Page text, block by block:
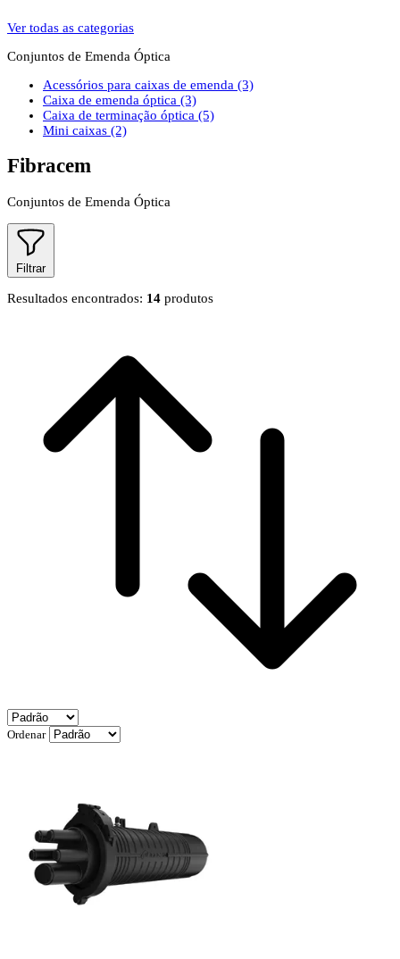
Ver todas as categorias
Conjuntos de Emenda Óptica
Acessórios para caixas de emenda (3)
Caixa de emenda óptica (3)
Caixa de terminação óptica (5)
Mini caixas (2)
Fibracem
Conjuntos de Emenda Óptica
Filtrar
Resultados encontrados: 14 produtos
Ordenar